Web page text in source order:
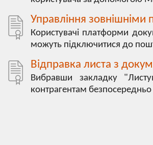
Управління
Користувачі платформи
можуть підключитися до
Відправка листа з
Вибравши закладку
контрагентам